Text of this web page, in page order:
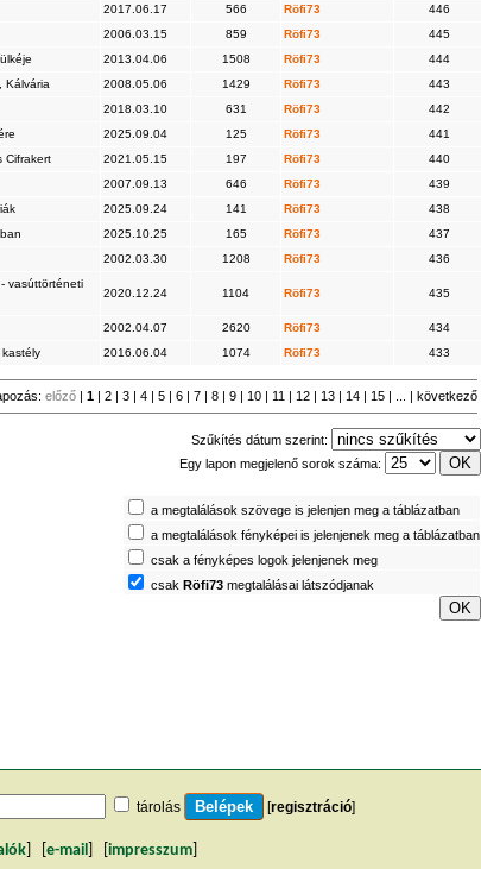
2017.06.17 566 Röfi73
446
2006.03.15 859 Röfi73
445
2013.04.06 1508 Röfi73
444
Kálvária 2008.05.06 1429 Röfi73
443
2018.03.10 631 Röfi73
442
2025.09.04 125 Röfi73
441
Cifrakert 2021.05.15 197 Röfi73
440
2007.09.13 646 Röfi73
439
2025.09.24 141 Röfi73
438
2025.10.25 165 Röfi73
437
2002.03.30 1208 Röfi73 436
vasúttörténeti
2020.12.24 1104 Röfi73 435
2002.04.07 2620 Röfi73
434
kastély 2016.06.04 1074 Röfi73 433
előző 1 2 3 4 5 6 7 8 9 10 11 12 13 14 15 következő
Szűkítés dátum szerint:
Egy lapon megjelenő sorok száma:
a megtalálások szövege is jelenjen meg a táblázatban
a megtalálások fényképei is jelenjenek meg a táblázatban
csak a fényképes logok jelenjenek meg
csak Röfi73 megtalálásai látszódjanak
tárolás [regisztráció]
e-mail impresszum